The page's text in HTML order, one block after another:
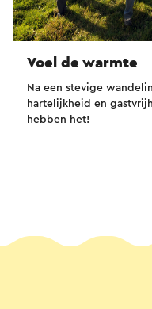
Voel de warmte
Na een stevige
hartelijkheid en
hebben het!